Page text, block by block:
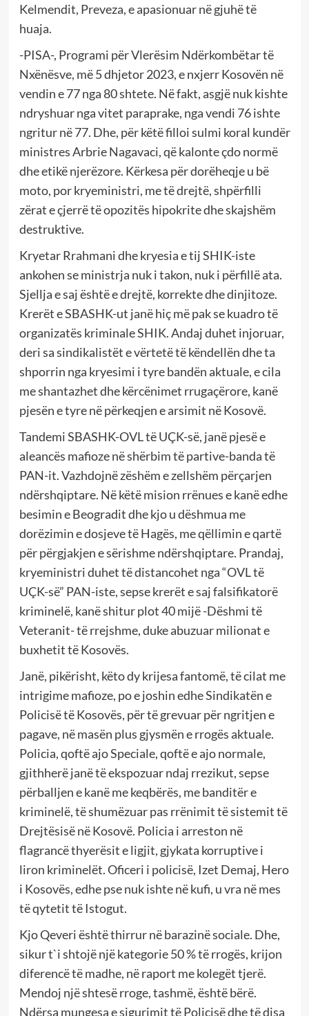
Kelmendit, Preveza, e apasionuar në gjuhë të
huaja.
-PISA-, Programi për Vlerësim Ndërkombëtar të
Nxënësve, më 5 dhjetor 2023, e nxjerr Kosovën në
vendin e 77 nga 80 shtete. Në fakt, asgjë nuk kishte
ndryshuar nga vitet paraprake, nga vendi 76 ishte
ngritur në 77. Dhe, për këtë filloi sulmi koral kundër
ministres Arbrie Nagavaci, që kalonte çdo normë
dhe etikë njerëzore. Kërkesa për dorëheqje u bë
moto, por kryeministri, me të drejtë, shpërfilli
zërat e çjerrë të opozitës hipokrite dhe skajshëm
destruktive.
Kryetar Rrahmani dhe kryesia e tij SHIK-iste
ankohen se ministrja nuk i takon, nuk i përfillë ata.
Sjellja e saj është e drejtë, korrekte dhe dinjitoze.
Krerët e SBASHK-ut janë hiç më pak se kuadro të
organizatës kriminale SHIK. Andaj duhet injoruar,
deri sa sindikalistët e vërtetë të këndellën dhe ta
shporrin nga kryesimi i tyre bandën aktuale, e cila
me shantazhet dhe kërcënimet rrugaçërore, kanë
pjesën e tyre në përkeqjen e arsimit në Kosovë.
Tandemi SBASHK-OVL të UÇK-së, janë pjesë e
aleancës mafioze në shërbim të partive-banda të
PAN-it. Vazhdojnë zëshëm e zellshëm përçarjen
ndërshqiptare. Në këtë mision rrënues e kanë edhe
besimin e Beogradit dhe kjo u dëshmua me
dorëzimin e dosjeve të Hagës, me qëllimin e qartë
për përgjakjen e sërishme ndërshqiptare. Prandaj,
kryeministri duhet të distancohet nga “OVL të
UÇK-së” PAN-iste, sepse krerët e saj falsifikatorë
kriminelë, kanë shitur plot 40 mijë -Dëshmi të
Veteranit- të rrejshme, duke abuzuar milionat e
buxhetit të Kosovës.
Janë, pikërisht, këto dy krijesa fantomë, të cilat me
intrigime mafioze, po e joshin edhe Sindikatën e
Policisë të Kosovës, për të grevuar për ngritjen e
pagave, në masën plus gjysmën e rrogës aktuale.
Policia, qoftë ajo Speciale, qoftë e ajo normale,
gjithherë janë të ekspozuar ndaj rrezikut, sepse
përballjen e kanë me keqbërës, me banditër e
kriminelë, të shumëzuar pas rrënimit të sistemit të
Drejtësisë në Kosovë. Policia i arreston në
flagrancë thyerësit e ligjit, gjykata korruptive i
liron kriminelët. Oficeri i policisë, Izet Demaj, Hero
i Kosovës, edhe pse nuk ishte në kufi, u vra në mes
të qytetit të Istogut.
Kjo Qeveri është thirrur në barazinë sociale. Dhe,
sikur t`i shtojë një kategorie 50 % të rrogës, krijon
diferencë të madhe, në raport me kolegët tjerë.
Mendoj një shtesë rroge, tashmë, është bërë.
Ndërsa mungesa e sigurimit të Policisë dhe të disa